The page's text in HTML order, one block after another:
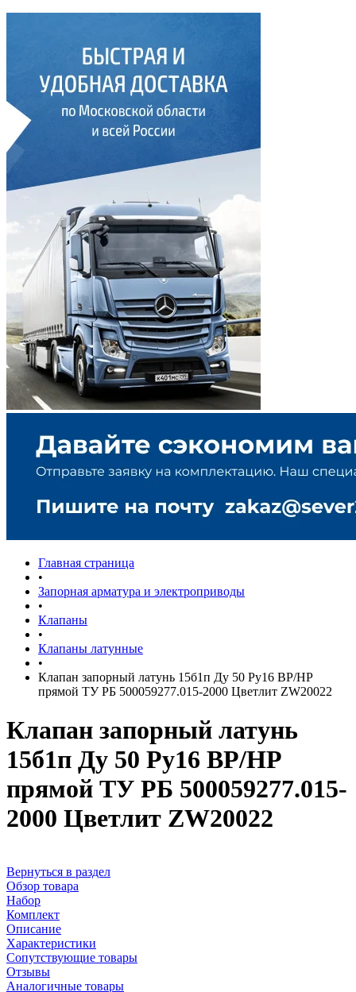
Главная страница
•
Запорная арматура и электроприводы
•
Клапаны
•
Клапаны латунные
•
Клапан запорный латунь 15б1п Ду 50 Ру16 ВР/НР
прямой ТУ РБ 500059277.015-2000 Цветлит ZW20022
Клапан запорный латунь
15б1п Ду 50 Ру16 ВР/НР
прямой ТУ РБ 500059277.015-
2000 Цветлит ZW20022
Вернуться в раздел
Обзор товара
Набор
Комплект
Описание
Характеристики
Сопутствующие товары
Отзывы
Аналогичные товары